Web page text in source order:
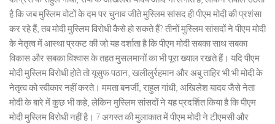
है कि जब मुस्लिम वोटों के दम पर चुनाव जीते मुस्लिम सांसद ही पीएम मोदी की प्रशंसा
कर रहे हैं, तब मोदी मुस्लिम विरोधी कैसे हो सकते हैं? तीनों मुस्लिम सांसदों ने पीएम मोदी
के नेतृत्व में आस्था प्रकट की जो यह दर्शाता है कि पीएम मोदी सबका साथ सबका
विकास और सबका विश्वास के तहत मुसलमानों का भी पूरा ख्याल रखते हैं। यदि पीएम
मोदी मुस्लिम विरोधी होते तो यूसुफ पठान, खलीलुर्रहमान और अबु ताहिर भी भी मोदी के
नेतृत्व को स्वीकार नहीं करते। ममता बनर्जी, राहुल गांधी, अखिलेश यादव जैसे नेता
मोदी के बारे में कुछ भी कहे, लेकिन मुस्लिम सांसदों ने यह प्रदर्शित किया है कि पीएम
मोदी मुस्लिम विरोधी नहीं है। 7 अगस्त की मुलाकात में पीएम मोदी ने टीएमसी और